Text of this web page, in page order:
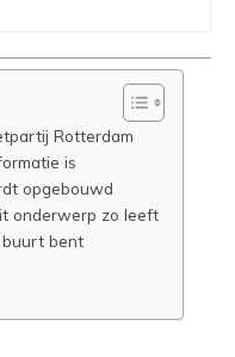
Rotterdam
is
opgebouwd
onderwerp zo leeft
bent